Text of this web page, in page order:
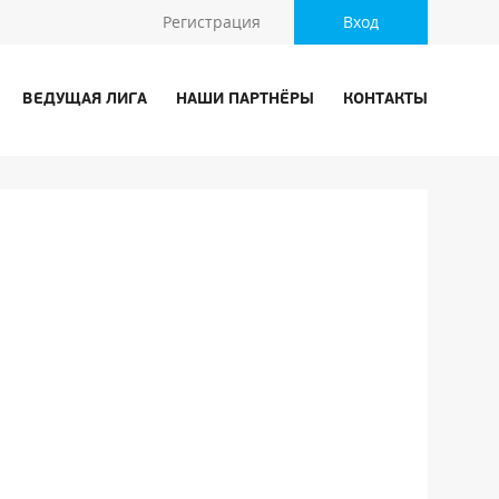
Вход
Регистрация
ВЕДУЩАЯ ЛИГА НАШИ ПАРТНЁРЫ КОНТАКТЫ